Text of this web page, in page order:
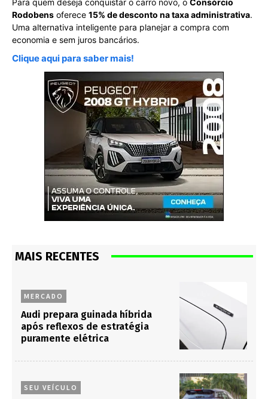
Rodobens oferece 15% de desconto na taxa administrativa.
Uma alternativa inteligente para planejar a compra com
economia e sem juros bancários.
Clique aqui para saber mais!
MAIS RECENTES
MERCADO
Audi prepara guinada híbrida
após reflexos de estratégia
puramente elétrica
SEU VEÍCULO